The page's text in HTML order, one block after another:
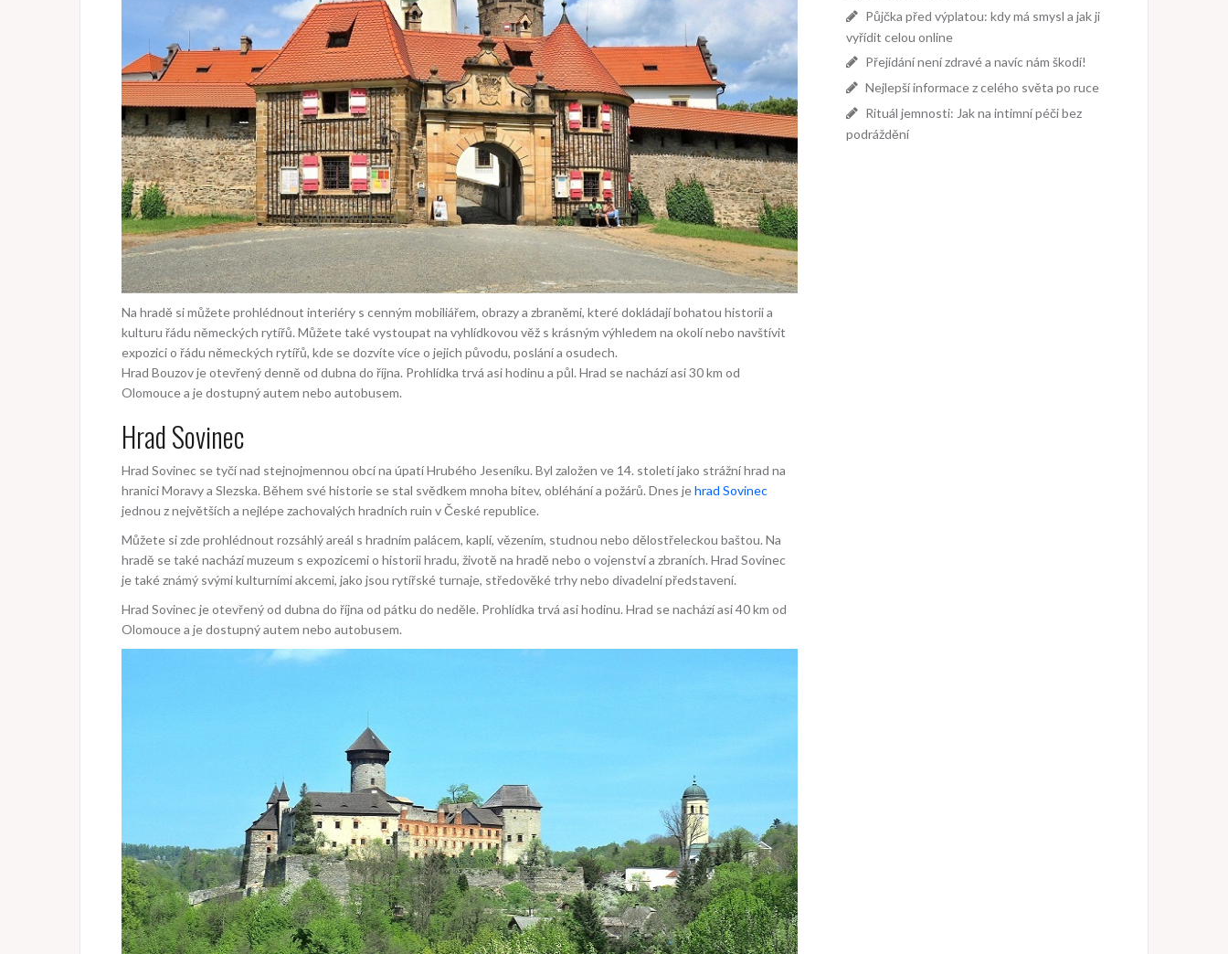
Na hradě si můžete prohlédnout interiéry s cenným mobiliářem, obrazy a zbraněmi, které dokládají bohatou historii a
kulturu řádu německých rytířů. Můžete také vystoupat na vyhlídkovou věž s krásným výhledem na okolí nebo navštívit
expozici o řádu německých rytířů, kde se dozvíte více o jejich původu, poslání a osudech.
Hrad Bouzov je otevřený denně od dubna do října. Prohlídka trvá asi hodinu a půl. Hrad se nachází asi 30 km od
Olomouce a je dostupný autem nebo autobusem.
Hrad Sovinec
Hrad Sovinec se tyčí nad stejnojmennou obcí na úpatí Hrubého Jeseníku. Byl založen ve 14. století jako strážní hrad na
hranici Moravy a Slezska. Během své historie se stal svědkem mnoha bitev, obléhání a požárů. Dnes jehrad Sovinec
jednou z největších a nejlépe zachovalých hradních ruin v České republice.
Můžete si zde prohlédnout rozsáhlý areál s hradním palácem, kaplí, vězením, studnou nebo dělostřeleckou baštou. Na
hradě se také nachází muzeum s expozicemi o historii hradu, životě na hradě nebo o vojenství a zbraních. Hrad Sovinec
je také známý svými kulturními akcemi, jako jsou rytířské turnaje, středověké trhy nebo divadelní představení.
Hrad Sovinec je otevřený od dubna do října od pátku do neděle. Prohlídka trvá asi hodinu. Hrad se nachází asi 40 km od
Olomouce a je dostupný autem nebo autobusem.
Půjčka před výplatou: kdy má smysl a jak ji
vyřídit celou online
Přejídání není zdravé a navíc nám škodí!
Nejlepší informace z celého světa po ruce
Rituál jemnosti: Jak na intimní péči bez
podráždění